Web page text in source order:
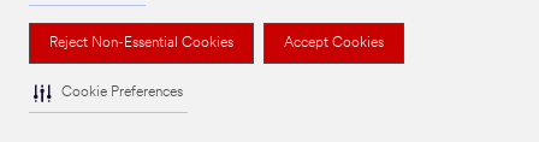
Reject Non-Essential Cookies Accept Cookies
Cookie Preferences